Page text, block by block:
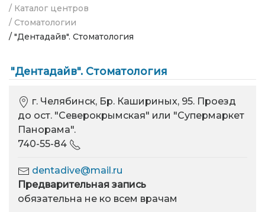
/ Каталог центров
/ Стоматологии
/ "Дентадайв". Стоматология
"Дентадайв". Стоматология
г. Челябинск, Бр. Кашириных, 95. Проезд
до ост. "Северокрымская" или "Супермаркет
Панорама".
740-55-84
dentadive@mail.ru
Предварительная запись
обязательна не ко всем врачам